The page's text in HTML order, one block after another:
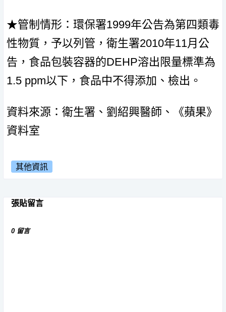
★管制情形：環保署1999年公告為第四類毒
性物質，予以列管，衛生署2010年11月公
告，食品包裝容器的DEHP溶出限量標準為
1.5 ppm以下，食品中不得添加、檢出。
資料來源：衛生署、劉紹興醫師、《蘋果》
資料室
其他資訊
張貼留言
0 留言